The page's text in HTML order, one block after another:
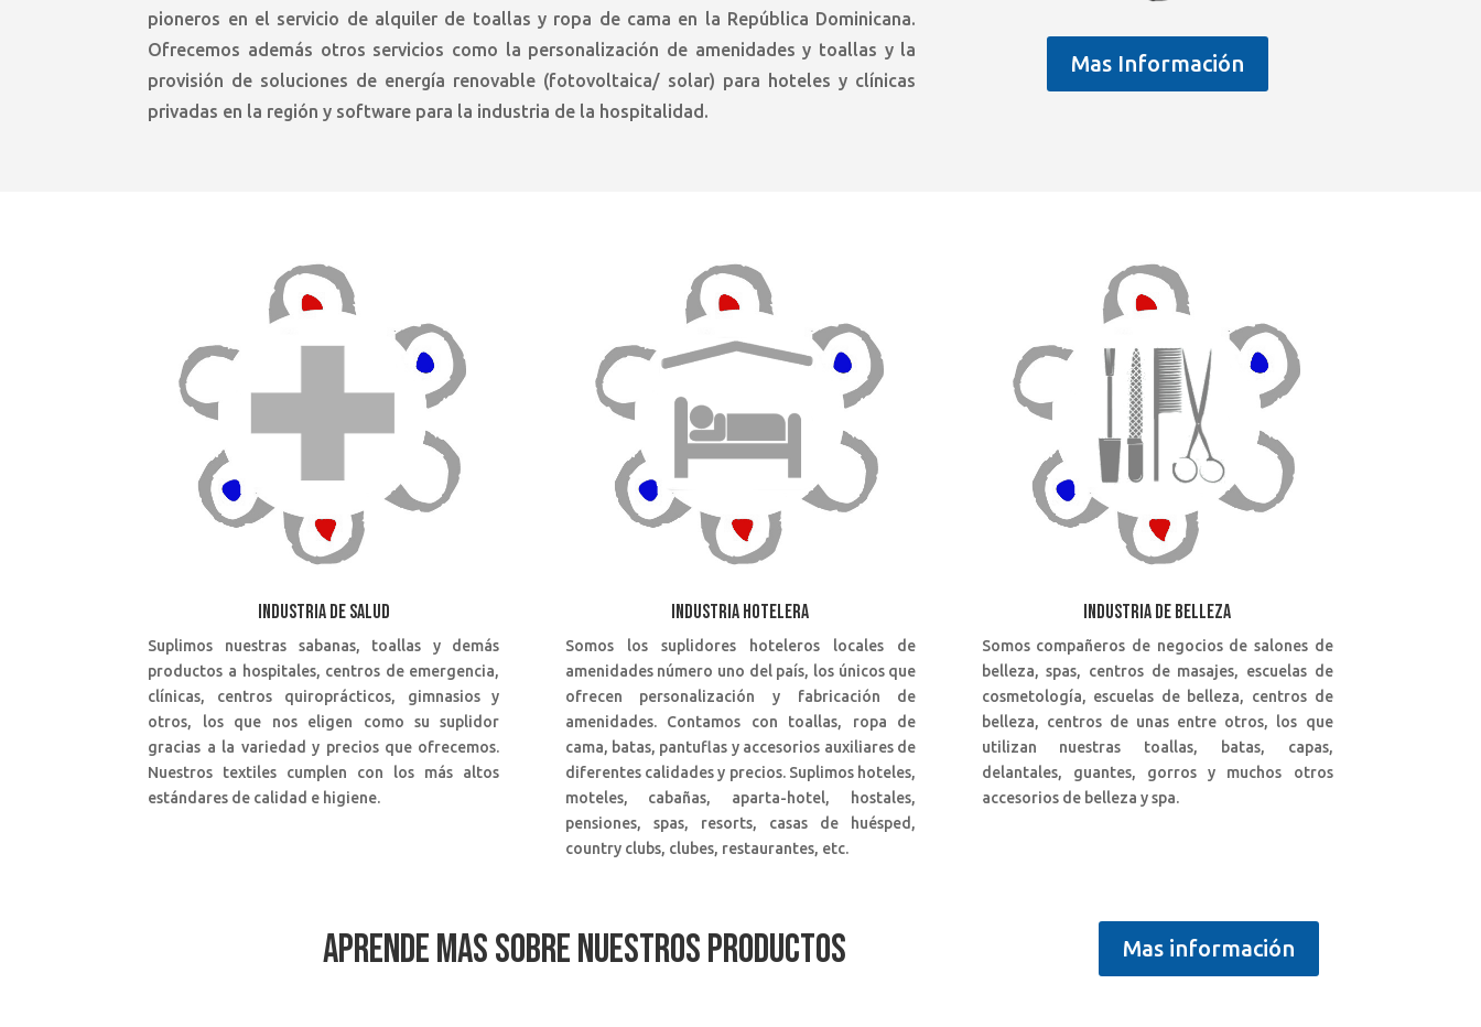
pioneros en el servicio de alquiler de toallas y ropa de cama en la República Dominicana.
Ofrecemos además otros servicios como la personalización de amenidades y toallas y la
provisión de soluciones de energía renovable (fotovoltaica/ solar) para hoteles y clínicas
privadas en la región y software para la industria de la hospitalidad.
Mas Información
INDUSTRIA DE SALUD
Suplimos nuestras sabanas, toallas y demás
productos a hospitales, centros de emergencia,
clínicas, centros quiroprácticos, gimnasios y
otros, los que nos eligen como su suplidor
gracias a la variedad y precios que ofrecemos.
Nuestros textiles cumplen con los más altos
estándares de calidad e higiene.
INDUSTRIA HOTELERA
Somos los suplidores hoteleros locales de
amenidades número uno del país, los únicos que
ofrecen personalización y fabricación de
amenidades. Contamos con toallas, ropa de
cama, batas, pantuflas y accesorios auxiliares de
diferentes calidades y precios. Suplimos hoteles,
moteles, cabañas, aparta-hotel, hostales,
pensiones, spas, resorts, casas de huésped,
country clubs, clubes, restaurantes, etc.
INDUSTRIA DE BELLEZA
Somos compañeros de negocios de salones de
belleza, spas, centros de masajes, escuelas de
cosmetología, escuelas de belleza, centros de
belleza, centros de unas entre otros, los que
utilizan nuestras toallas, batas, capas,
delantales, guantes, gorros y muchos otros
accesorios de belleza y spa.
APRENDE MAS SOBRE NUESTROS PRODUCTOS Mas información